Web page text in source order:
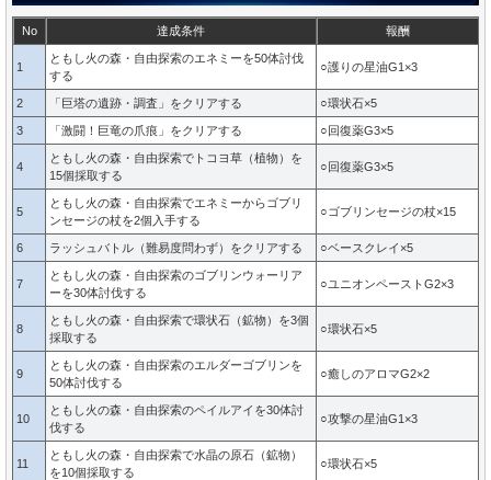
No 達成条件 報酬
1
ともし火の森・自由探索のエネミーを50体討伐
する
○護りの星油G1×3
2 「巨塔の遺跡・調査」をクリアする ○環状石×5
3 「激闘！巨竜の爪痕」をクリアする ○回復薬G3×5
4
ともし火の森・自由探索でトコヨ草（植物）を
15個採取する
○回復薬G3×5
5
ともし火の森・自由探索でエネミーからゴブリ
ンセージの杖を2個入手する
○ゴブリンセージの杖×15
6 ラッシュバトル（難易度問わず）をクリアする ○ベースクレイ×5
7
ともし火の森・自由探索のゴブリンウォーリア
ーを30体討伐する
○ユニオンペーストG2×3
8
ともし火の森・自由探索で環状石（鉱物）を3個
採取する
○環状石×5
9
ともし火の森・自由探索のエルダーゴブリンを
50体討伐する
○癒しのアロマG2×2
10
ともし火の森・自由探索のペイルアイを30体討
伐する
○攻撃の星油G1×3
11
ともし火の森・自由探索で水晶の原石（鉱物）
を10個採取する
○環状石×5